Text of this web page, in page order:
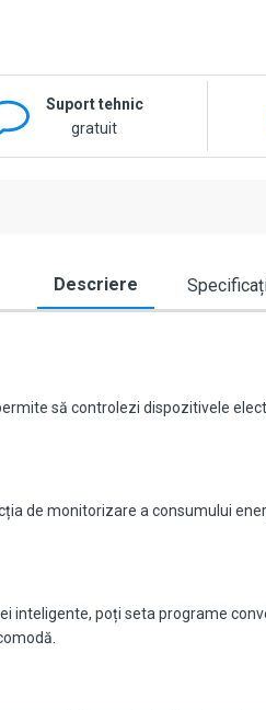
Suport tehnic
gratuit
Descriere
să controlezi dispozitivele
de monitorizare a consumului
inteligente, poți seta programe